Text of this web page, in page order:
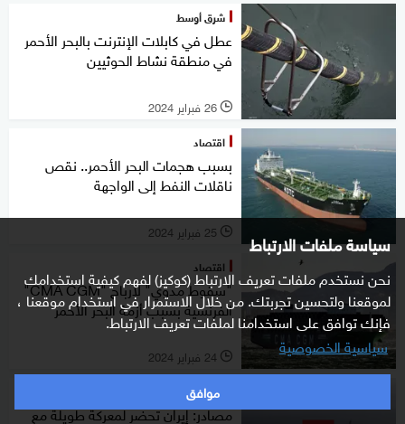
سياسة ملفات الارتباط
نحن نستخدم ملفات تعريف الارتباط (كوكيز) لفهم كيفية استخدامك
لموقعنا ولتحسين تجربتك. من خلال الاستمرار في استخدام موقعنا ،
فإنك توافق على استخدامنا لملفات تعريف الارتباط.
سياسية الخصوصية
موافق
شرق أوسط
عطل في كابلات الإنترنت بالبحر الأحمر
في منطقة نشاط الحوثيين
l 26 فبراير 2024
اقتصاد
بسبب هجمات البحر الأحمر.. نقص
ناقلات النفط إلى الواجهة
l 25 فبراير 2024
اقتصاد
"سقوط مدوي" لأرباح "CMA CGM"
الفرنسية بسبب أزمة البحر الأحمر
l 24 فبراير 2024
عالم
مصادر: إيران تحضر لمعركة طويلة مع